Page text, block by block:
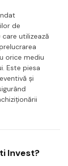
de
utilizează
orice mediu
Este piesa
și
Invest?